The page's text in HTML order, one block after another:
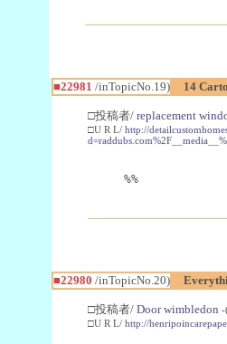
■22981 /inTopicNo.19) 14
□投稿者/ replacement
□U R L/ http://
%%
■22980 /inTopicNo.20)
□投稿者/ Door wimbledon -
□U R L/ http://